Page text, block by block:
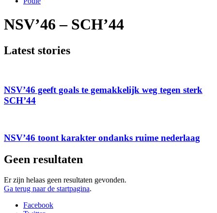
NSV’46 – SCH’44
Latest stories
NSV’46 geeft goals te gemakkelijk weg tegen sterk
SCH’44
NSV’46 toont karakter ondanks ruime nederlaag
Geen resultaten
Er zijn helaas geen resultaten gevonden.
Ga terug naar de startpagina.
Facebook